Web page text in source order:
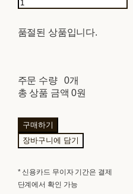
품절된 상품입니다.
주문 수량
0개
총 상품 금액 0원
구매하기
장바구니에 담기
* 신용카드 무이자 기간은 결제
단계에서 확인 가능